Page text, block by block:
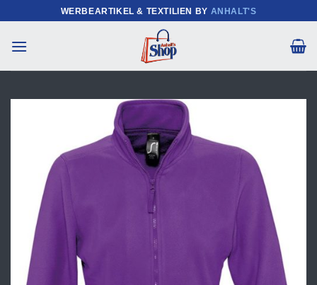
Inhalt
springen
WERBEARTIKEL & TEXTILIEN BY ANHALT'S